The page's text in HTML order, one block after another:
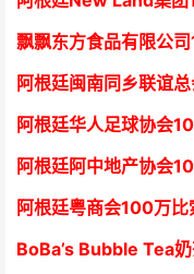
飘飘东方食品有限公司
阿根廷闽南同乡联谊
阿根廷华人足球协会1
阿根廷阿中地产协会1
阿根廷粤商会100万比
BoBa’s Bubble Tea